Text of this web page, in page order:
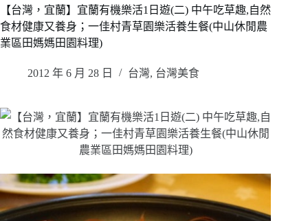
【台灣，宜蘭】宜蘭有機樂活1日遊(二) 中午吃草趣,自然
食材健康又養身；一佳村青草園樂活養生餐(中山休閒農
業區田媽媽田園料理)
2012 年 6 月 28 日 台灣, 台灣美食